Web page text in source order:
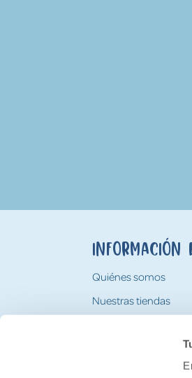
Información
Quiénes somos
Nuestras tiendas
Tarjeta Regalo Dideco